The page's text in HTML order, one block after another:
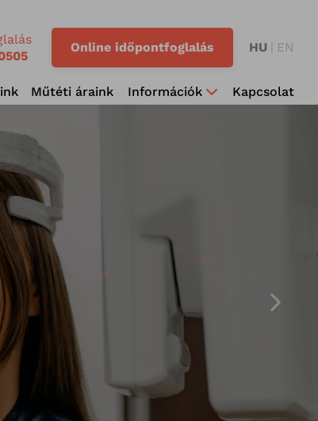
Online időpontfoglalás HU EN
Műtéti áraink Információk Kapcsolat